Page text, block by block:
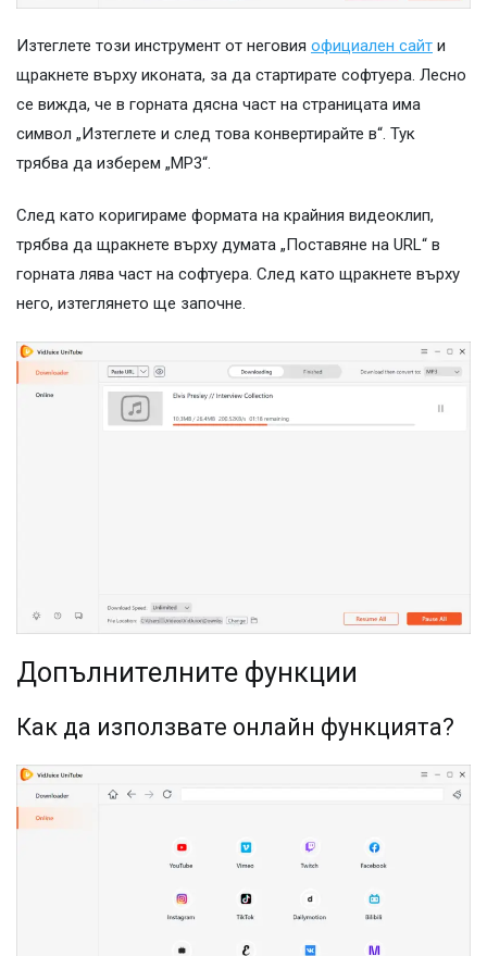
Изтеглете този инструмент от неговия официален сайт и
щракнете върху иконата, за да стартирате софтуера. Лесно
се вижда, че в горната дясна част на страницата има
символ „Изтеглете и след това конвертирайте в“. Тук
трябва да изберем „MP3“.
След като коригираме формата на крайния видеоклип,
трябва да щракнете върху думата „Поставяне на URL“ в
горната лява част на софтуера. След като щракнете върху
него, изтеглянето ще започне.
Допълнителните функции
Как да използвате онлайн функцията?